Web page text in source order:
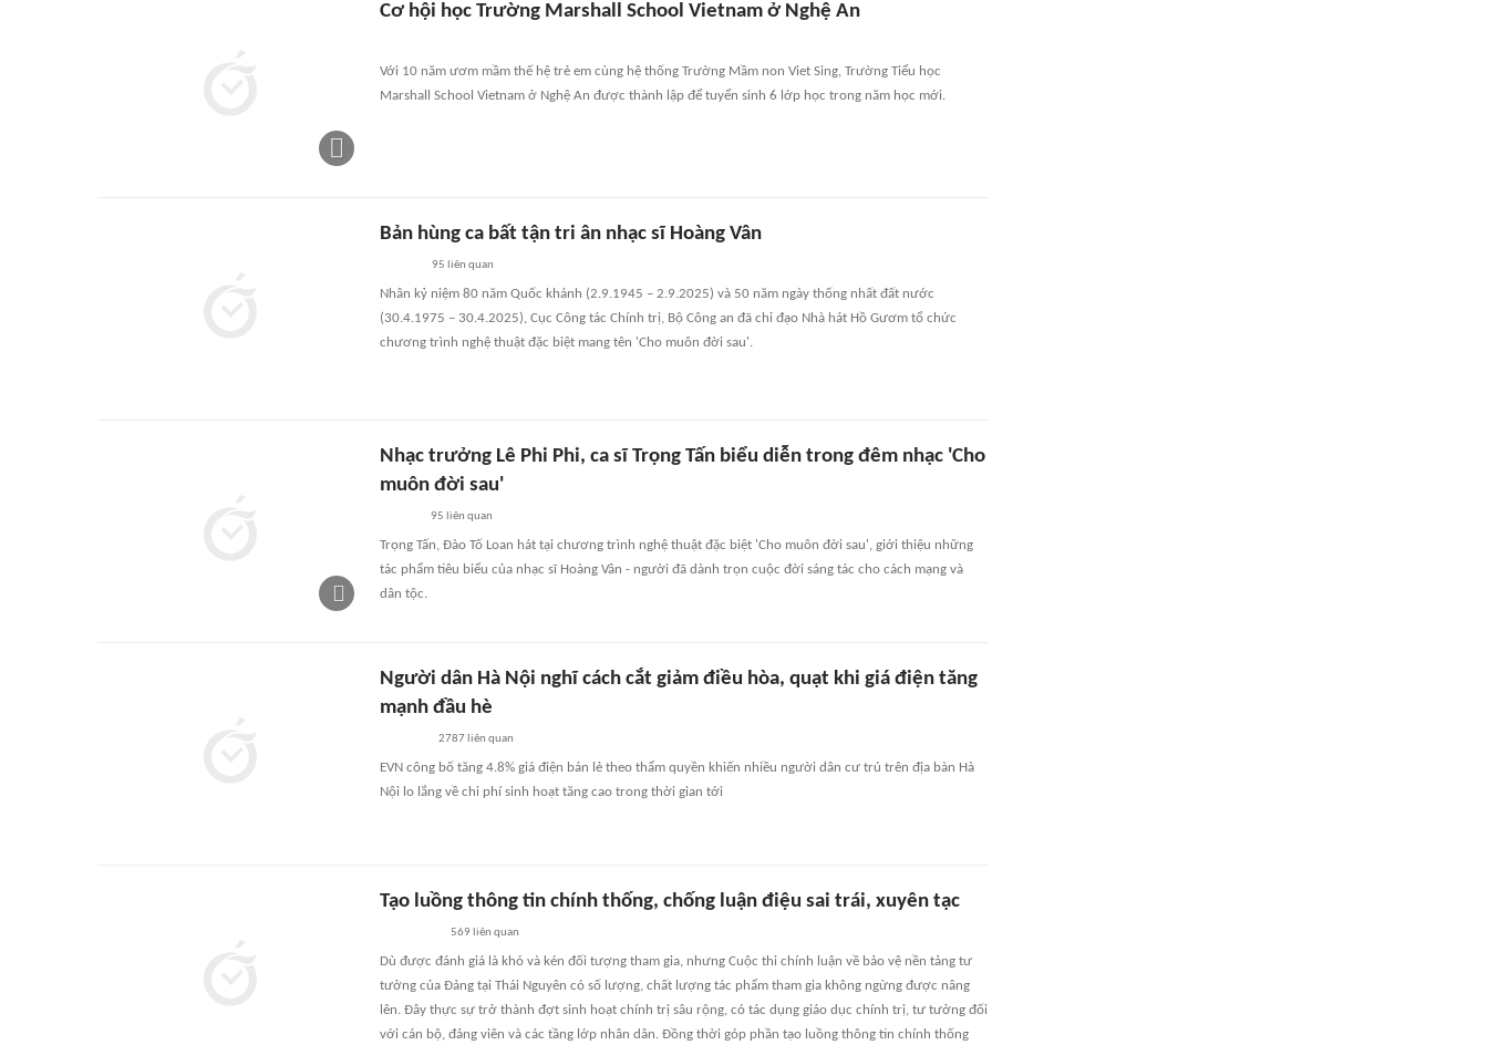
Cơ hội học Trường Marshall School Vietnam ở Nghệ An
Với 10 năm ươm mầm thế hệ trẻ em cùng hệ thống Trường Mầm non Viet Sing, Trường Tiểu học
Marshall School Vietnam ở Nghệ An được thành lập để tuyển sinh 6 lớp học trong năm học mới.
Bản hùng ca bất tận tri ân nhạc sĩ Hoàng Vân
95 liên quan
Nhân kỷ niệm 80 năm Quốc khánh (2.9.1945 – 2.9.2025) và 50 năm ngày thống nhất đất nước
(30.4.1975 – 30.4.2025), Cục Công tác Chính trị, Bộ Công an đã chỉ đạo Nhà hát Hồ Gươm tổ chức
chương trình nghệ thuật đặc biệt mang tên 'Cho muôn đời sau'.
Nhạc trưởng Lê Phi Phi, ca sĩ Trọng Tấn biểu diễn trong đêm nhạc 'Cho
muôn đời sau'
95 liên quan
Trọng Tấn, Đào Tố Loan hát tại chương trình nghệ thuật đặc biệt 'Cho muôn đời sau', giới thiệu những
tác phẩm tiêu biểu của nhạc sĩ Hoàng Vân - người đã dành trọn cuộc đời sáng tác cho cách mạng và
dân tộc.
Người dân Hà Nội nghĩ cách cắt giảm điều hòa, quạt khi giá điện tăng
mạnh đầu hè
2787 liên quan
EVN công bố tăng 4.8% giá điện bán lẻ theo thẩm quyền khiến nhiều người dân cư trú trên địa bàn Hà
Nội lo lắng về chi phí sinh hoạt tăng cao trong thời gian tới
Tạo luồng thông tin chính thống, chống luận điệu sai trái, xuyên tạc
569 liên quan
Dù được đánh giá là khó và kén đối tượng tham gia, nhưng Cuộc thi chính luận về bảo vệ nền tảng tư
tưởng của Đảng tại Thái Nguyên có số lượng, chất lượng tác phẩm tham gia không ngừng được nâng
lên. Đây thực sự trở thành đợt sinh hoạt chính trị sâu rộng, có tác dụng giáo dục chính trị, tư tưởng đối
với cán bộ, đảng viên và các tầng lớp nhân dân. Đồng thời góp phần tạo luồng thông tin chính thống